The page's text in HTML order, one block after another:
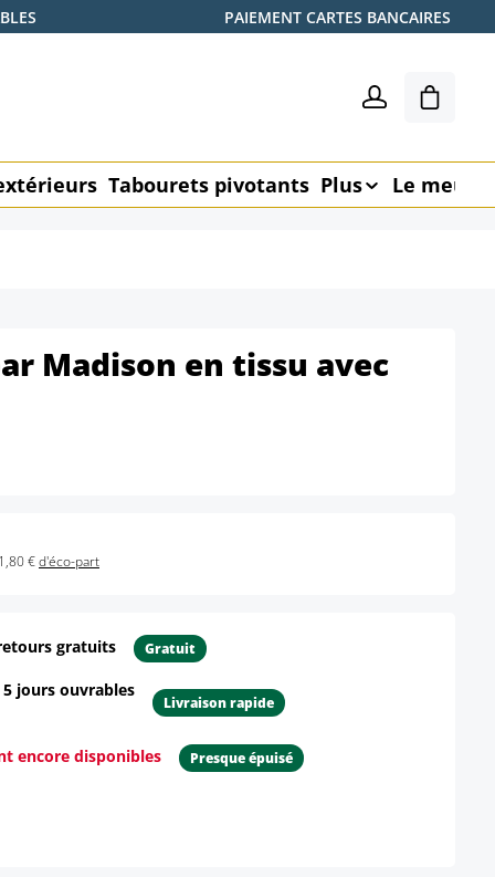
PAIEMENT CARTES BANCAIRES
Le
Tabourets pivotants Plus Le
Madison en tissu avec
€d'éco-part
gratuits Gratuit
jours ouvrables
Livraison rapide
encore disponibles Presque épuisé
le produit